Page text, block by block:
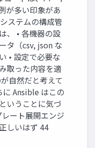
が多い印象があ
ステムの構成管
、 • 各機器の設
タ（csv, json な
• 設定で必要な
取った内容を適
自然だと考えて
Ansible はこの
いうことに気づ
ート展開エンジ
しいはず 44